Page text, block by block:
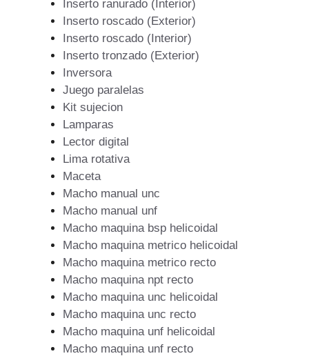
Inserto ranurado (Interior)
Inserto roscado (Exterior)
Inserto roscado (Interior)
Inserto tronzado (Exterior)
Inversora
Juego paralelas
Kit sujecion
Lamparas
Lector digital
Lima rotativa
Maceta
Macho manual unc
Macho manual unf
Macho maquina bsp helicoidal
Macho maquina metrico helicoidal
Macho maquina metrico recto
Macho maquina npt recto
Macho maquina unc helicoidal
Macho maquina unc recto
Macho maquina unf helicoidal
Macho maquina unf recto